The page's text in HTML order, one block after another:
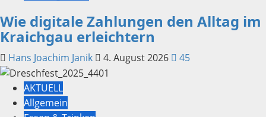
Wie digitale Zahlungen den Alltag im
Kraichgau erleichtern
Hans Joachim Janik 4. August 2026 45
AKTUELL
Allgemein